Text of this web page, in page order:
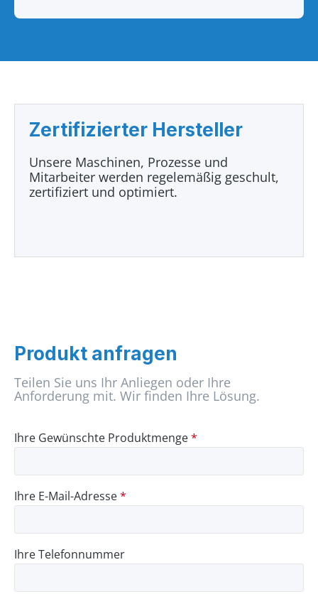
Zertifizierter Hersteller
Unsere Maschinen, Prozesse und
Mitarbeiter werden regelemäßig geschult,
zertifiziert und optimiert.
Produkt anfragen
Teilen Sie uns Ihr Anliegen oder Ihre
Anforderung mit. Wir finden Ihre Lösung.
Ihre Gewünschte Produktmenge*
Ihre E-Mail-Adresse*
Ihre Telefonnummer